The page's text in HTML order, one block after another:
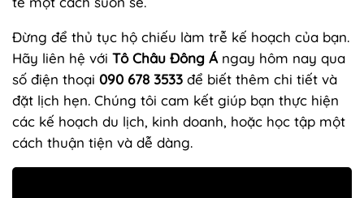
Đừng để thủ tục hộ chiếu làm trễ kế hoạch của bạn.
Hãy liên hệ với Tô Châu Đông Ángay hôm nay qua
số điện thoại 090 678 3533 để biết thêm chi tiết và
đặt lịch hẹn. Chúng tôi cam kết giúp bạn thực hiện
các kế hoạch du lịch, kinh doanh, hoặc học tập một
cách thuận tiện và dễ dàng.